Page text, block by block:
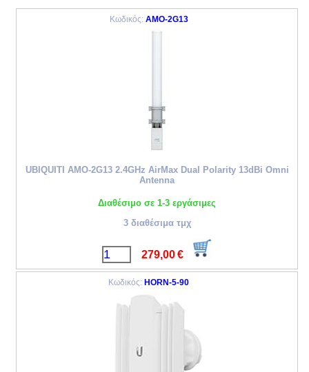
Κωδικός: AMO-2G13
UBIQUITI AMO-2G13 2.4GHz AirMax Dual Polarity 13dBi Omni
Antenna
Διαθέσιμο σε 1-3 εργάσιμες
3 διαθέσιμα τμχ
279,00 €
Κωδικός: HORN-5-90